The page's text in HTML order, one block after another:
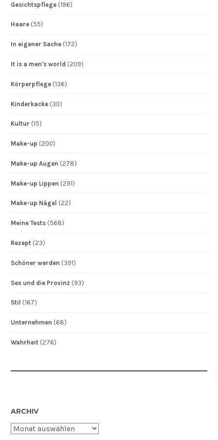
Gesichtspflege (196)
Haare (55)
In eigener Sache (172)
It is a men's world (209)
Körperpflege (136)
Kinderkacke (30)
Kultur (15)
Make-up (200)
Make-up Augen (278)
Make-up Lippen (291)
Make-up Nägel (22)
Meine Tests (568)
Rezept (23)
Schöner werden (391)
Sex und die Provinz (93)
Stil (167)
Unternehmen (68)
Wahrheit (276)
ARCHIV
Archiv